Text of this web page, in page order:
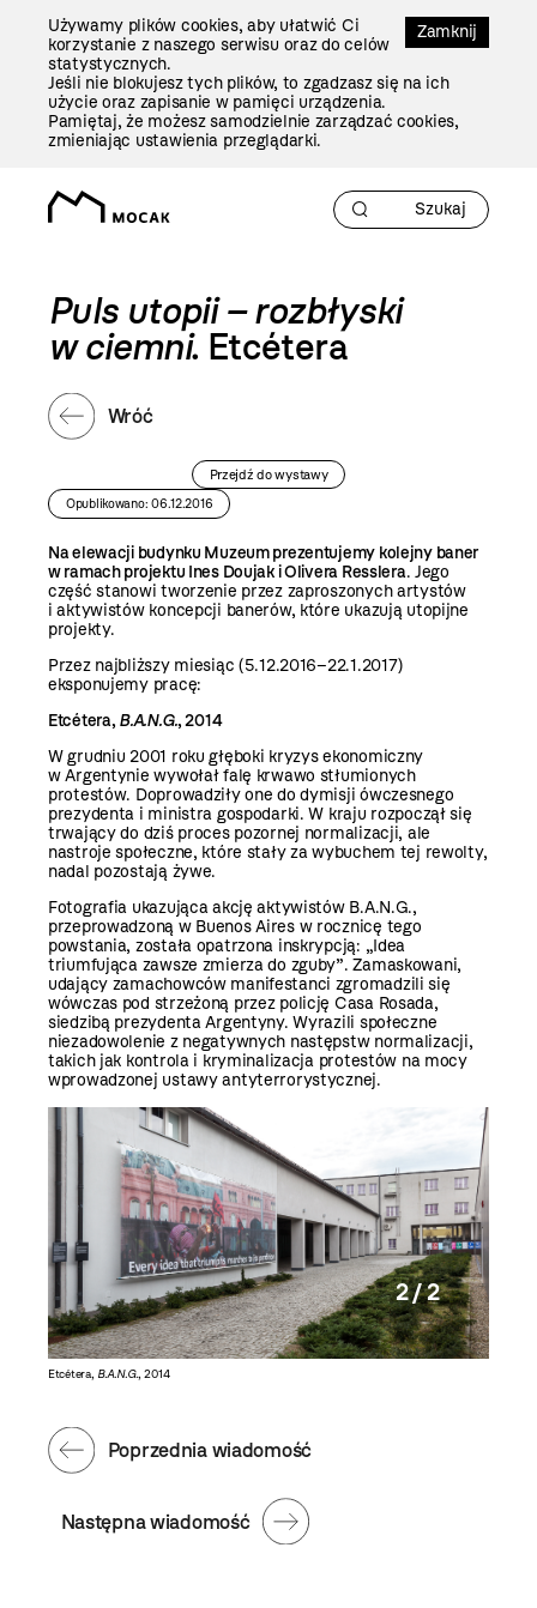
Zamknij
Używamy plików cookies, aby ułatwić Ci
korzystanie z naszego serwisu oraz do celów
statystycznych.
Jeśli nie blokujesz tych plików, to zgadzasz się na ich
użycie oraz zapisanie w pamięci urządzenia.
Pamiętaj, że możesz samodzielnie zarządzać cookies,
zmieniając ustawienia przeglądarki.
Puls utopii – rozbłyski
w ciemni. Etcétera
Wróć
Przejdź do wystawy
Opublikowano: 06.12.2016
Na elewacji budynku Muzeum prezentujemy kolejny baner
w ramach projektu Ines Doujak i Olivera Resslera. Jego
część stanowi tworzenie przez zaproszonych artystów
i aktywistów koncepcji banerów, które ukazują utopijne
projekty.
Przez najbliższy miesiąc (5.12.2016–22.1.2017)
eksponujemy pracę:
Etcétera, B.A.N.G., 2014
W grudniu 2001 roku głęboki kryzys ekonomiczny
w Argentynie wywołał falę krwawo stłumionych
protestów. Doprowadziły one do dymisji ówczesnego
prezydenta i ministra gospodarki. W kraju rozpoczął się
trwający do dziś proces pozornej normalizacji, ale
nastroje społeczne, które stały za wybuchem tej rewolty,
nadal pozostają żywe.
Fotografia ukazująca akcję aktywistów B.A.N.G.,
przeprowadzoną w Buenos Aires w rocznicę tego
powstania, została opatrzona inskrypcją: „Idea
triumfująca zawsze zmierza do zguby”. Zamaskowani,
udający zamachowców manifestanci zgromadzili się
wówczas pod strzeżoną przez policję Casa Rosada,
siedzibą prezydenta Argentyny. Wyrazili społeczne
niezadowolenie z negatywnych następstw normalizacji,
takich jak kontrola i kryminalizacja protestów na mocy
wprowadzonej ustawy antyterrorystycznej.
Etcétera, B.A.N.G., 2014
2 / 2
Następna wiadomość
Poprzednia wiadomość